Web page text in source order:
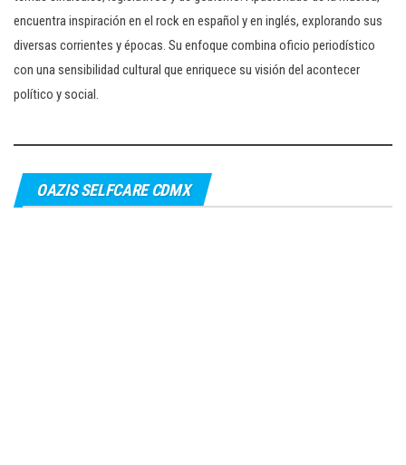
encuentra inspiración en el rock en español y en inglés, explorando sus
diversas corrientes y épocas. Su enfoque combina oficio periodístico
con una sensibilidad cultural que enriquece su visión del acontecer
político y social.
OAZIS SELFCARE CDMX